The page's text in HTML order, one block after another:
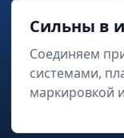
Сильны в
Соединяем
системами,
маркировкой